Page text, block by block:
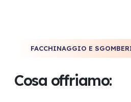
FACCHINAGGIO E
Cosa offriamo: